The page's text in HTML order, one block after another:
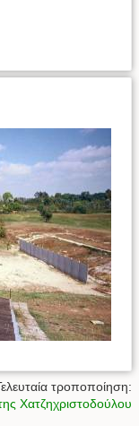
τροποποίηση:
Χατζηχριστοδούλου